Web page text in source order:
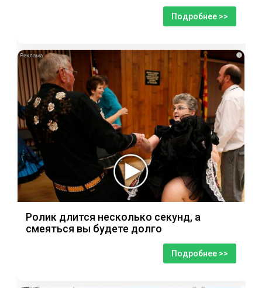
Подробнее >>
i
Ролик длится несколько секунд, а
смеяться вы будете долго
Подробнее >>